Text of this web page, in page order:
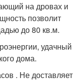
на дровах и
позволит
до 80 кв.м.
удачный
дома.
. Не доставляет